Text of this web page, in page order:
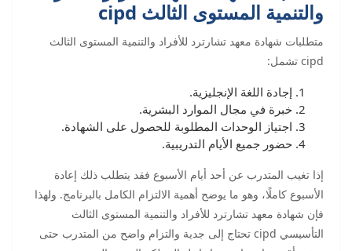
والتنمية المستوى الثالث cipd
متطلبات شهادة معهد تشارترد للأفراد والتنمية المستوى الثالث
cipd تشمل:
إجادة اللغة الإنجليزية.
خبرة في مجال الموارد البشرية.
اجتياز الوحدات المطلوبة للحصول على الشهادة.
حضور جميع الأيام التدريبية.
إذا تغيب المتدرب عن أحد أيام الأسبوع فقد يتطلب ذلك إعادة
الأسبوع كاملًا، وهو ما يوضح أهمية الالتزام الكامل بالبرنامج. ولهذا
فإن شهادة معهد تشارترد للأفراد والتنمية المستوى الثالث
التأسيسي cipd تحتاج إلى جدية والتزام واضح من المتدرب حتى